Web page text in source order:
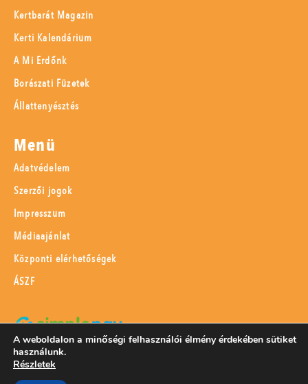
Kertbarát Magazin
Kerti Kalendárium
A Mi Erdőnk
Borászati Füzetek
Állattenyésztés
Menü
Adatvédelem
Szerzői jogok
Impresszum
Médiaajánlat
Központi elérhetőségek
ÁSZF
SimplePay adattovábbítási nyilatkozat
A weboldalon a minőségi felhasználói élmény érdekében sütiket
használunk.
Részletek